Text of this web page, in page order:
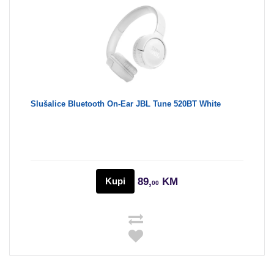
Slušalice Bluetooth On-Ear JBL Tune 520BT White
Kupi 89,00 KM